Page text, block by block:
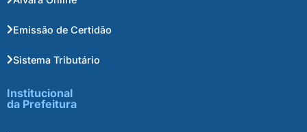
Emissão de Certidão
Sistema Tributário
Institucional
da Prefeitura